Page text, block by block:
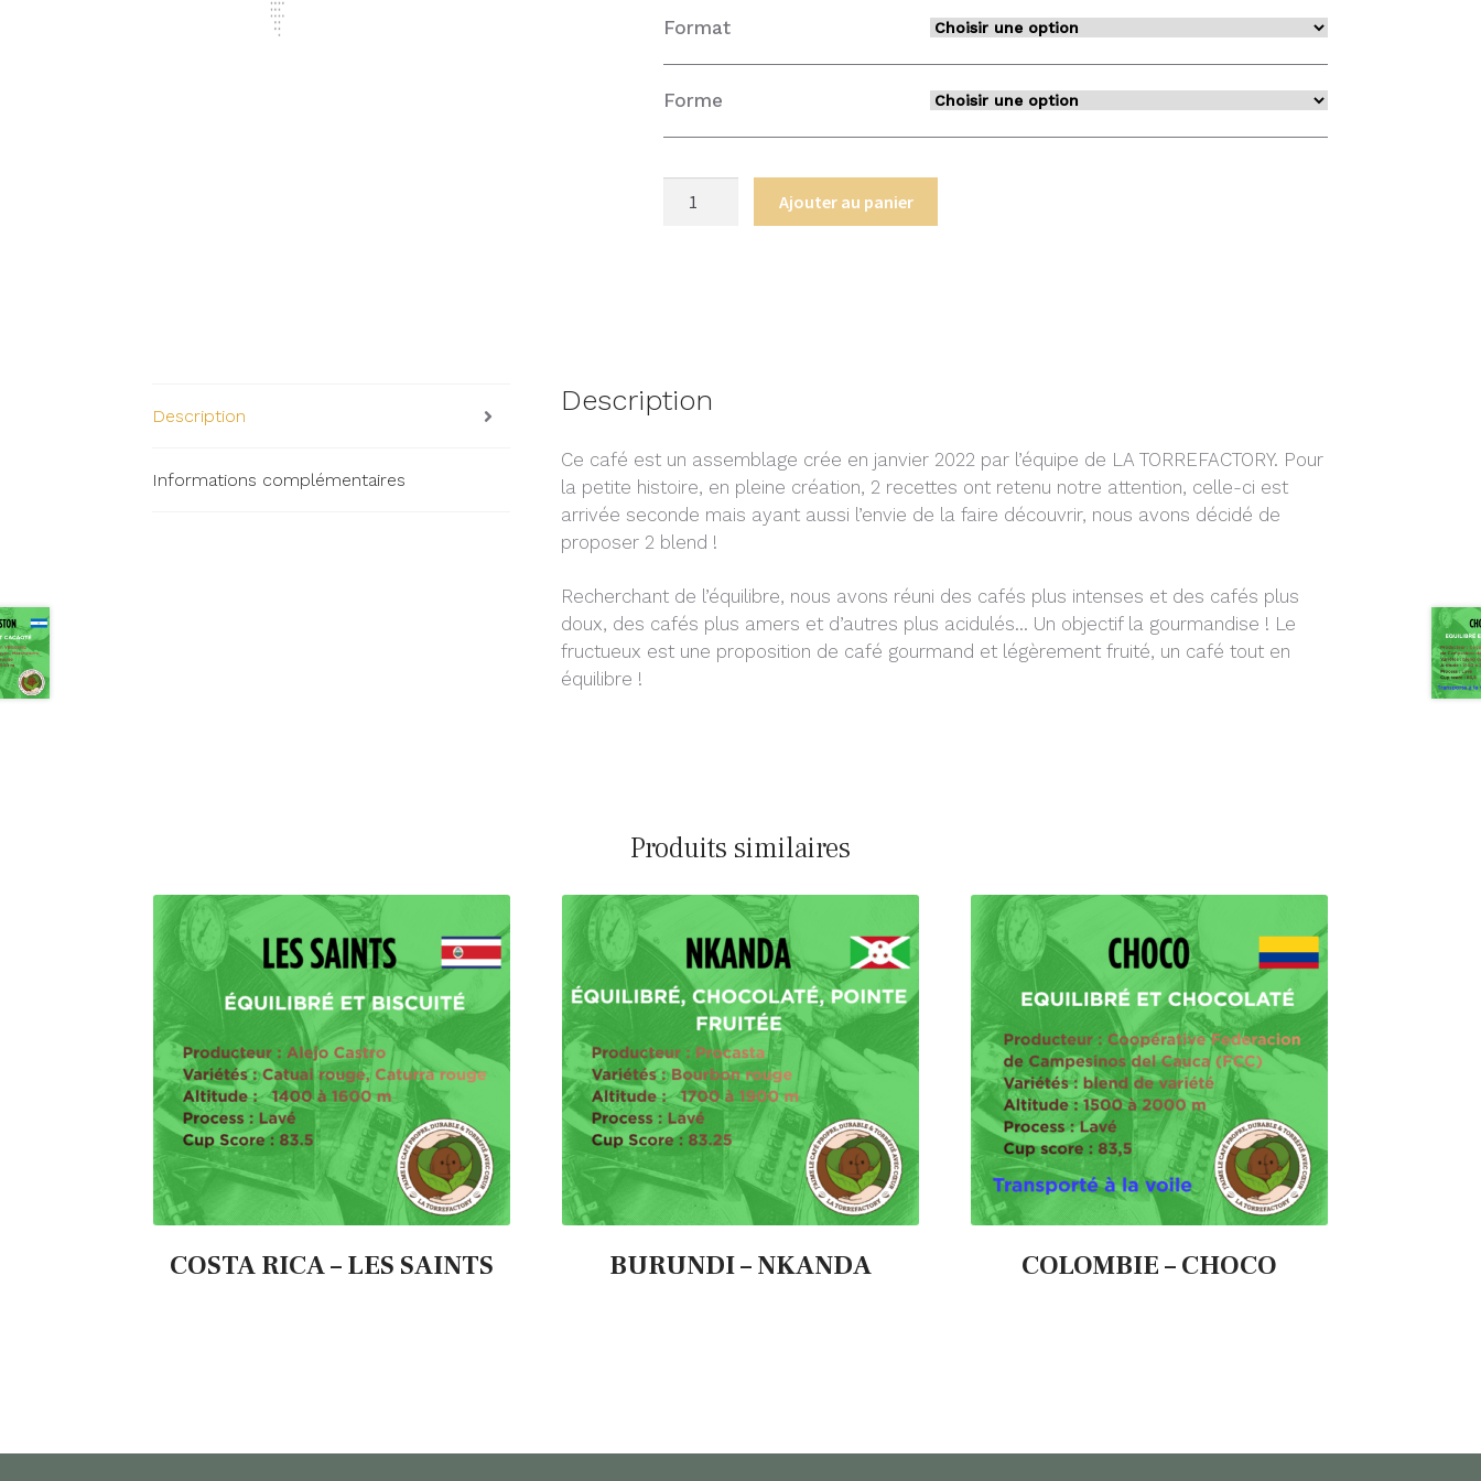
Format
Forme
Ajouter au panier
Description
Informations complémentaires
Description
Ce café est un assemblage crée en janvier 2022 par l’équipe de LA TORREFACTORY. Pour
la petite histoire, en pleine création, 2 recettes ont retenu notre attention, celle-ci est
arrivée seconde mais ayant aussi l’envie de la faire découvrir, nous avons décidé de
proposer 2 blend !
Recherchant de l’équilibre, nous avons réuni des cafés plus intenses et des cafés plus
doux, des cafés plus amers et d’autres plus acidulés… Un objectif la gourmandise ! Le
fructueux est une proposition de café gourmand et légèrement fruité, un café tout en
équilibre !
Produits similaires
COSTA RICA – LES SAINTS BURUNDI – NKANDA COLOMBIE – CHOCO